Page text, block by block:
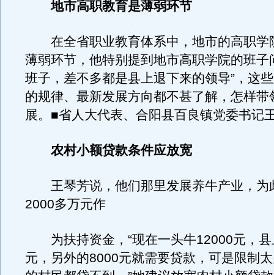
地市高职教育是薄弱环节
在全省职业教育体系中，地市的高职学
薄弱环节，他特别提到地市高职学院的班子
班子，差不多都是县上退下来的领导”，这
的规律、最新发展方向都不甚了解，怎样带
展。■省人大代表、合阳县百良镇党委书记
农村小额贷款条件应放宽
王琴芳说，他们那里发展养牛产业，为
2000多万元作
为扶持资金，“现在一头牛12000元，县
元，另外的8000元就需要贷款，可是限制